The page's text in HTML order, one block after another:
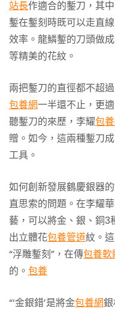
站長作適合的鏨刀，其
鏨在鏨刻時既可以走直
效率。龍鱗鏨的刀頭做
等精美的花紋。
兩把鏨刀的直徑都不超
包養網一半還不止，更
聽鏨刀的來歷，李耀包
贈。如今，這兩種鏨刀
工具。
如何創新發展鶴慶銀器
直思索的問題。在李耀
藝，可以將金、銀、銅3
出立體花包養管道紋。
“浮雕鏨刻”，在傳包養軟
的。 包養
“‘金銀錯’是將金包養網